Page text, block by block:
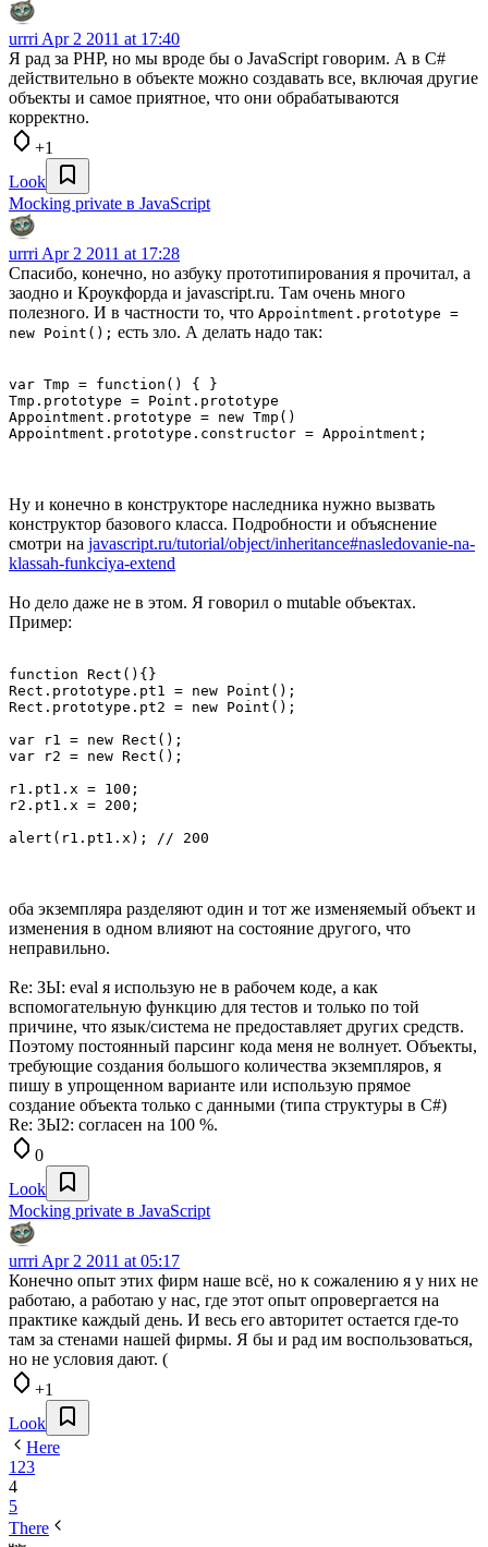
urrri Apr 2 2011 at 17:40
Я рад за PHP, но мы вроде бы о JavaScript говорим. А в С#
действительно в объекте можно создавать все, включая другие
объекты и самое приятное, что они обрабатываются
корректно.
+1
Look
Mocking private в JavaScript
urrri Apr 2 2011 at 17:28
Спасибо, конечно, но азбуку прототипирования я прочитал, а
заодно и Кроукфорда и javascript.ru. Там очень много
полезного. И в частности то, что Appointment.prototype =
new Point(); есть зло. А делать надо так:
var Tmp = function() { }
Tmp.prototype = Point.prototype
Appointment.prototype = new Tmp()
Ну и конечно в конструкторе наследника нужно вызвать
конструктор базового класса. Подробности и объяснение
смотри на javascript.ru/tutorial/object/inheritance#nasledovanie-na-
klassah-funkciya-extend
Но дело даже не в этом. Я говорил о mutable объектах.
Пример:
function Rect(){}
Rect.prototype.pt1 = new Point();
Rect.prototype.pt2 = new Point();
var r1 = new Rect();
var r2 = new Rect();
r1.pt1.x = 100;
r2.pt1.x = 200;
оба экземпляра разделяют один и тот же изменяемый объект и
изменения в одном влияют на состояние другого, что
неправильно.
Re: ЗЫ: eval я использую не в рабочем коде, а как
вспомогательную функцию для тестов и только по той
причине, что язык/система не предоставляет других средств.
Поэтому постоянный парсинг кода меня не волнует. Объекты,
требующие создания большого количества экземпляров, я
пишу в упрощенном варианте или использую прямое
создание объекта только с данными (типа структуры в С#)
Re: ЗЫ2: согласен на 100 %.
0
Look
Mocking private в JavaScript
urrri Apr 2 2011 at 05:17
Конечно опыт этих фирм наше всё, но к сожалению я у них не
работаю, а работаю у нас, где этот опыт опровергается на
практике каждый день. И весь его авторитет остается где-то
там за стенами нашей фирмы. Я бы и рад им воспользоваться,
но не условия дают. (
+1
Look
Here
1 23
4
5
There